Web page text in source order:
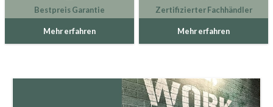
Bestpreis Garantie
Mehr erfahren
Zertifizierter Fachhändler
Mehr erfahren